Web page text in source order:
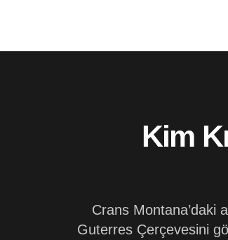
Kim
Crans Montana’daki
Guterres Çerçevesini